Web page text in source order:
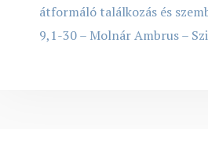
átformáló találkozás és
9,1-30 – Molnár Ambrus –